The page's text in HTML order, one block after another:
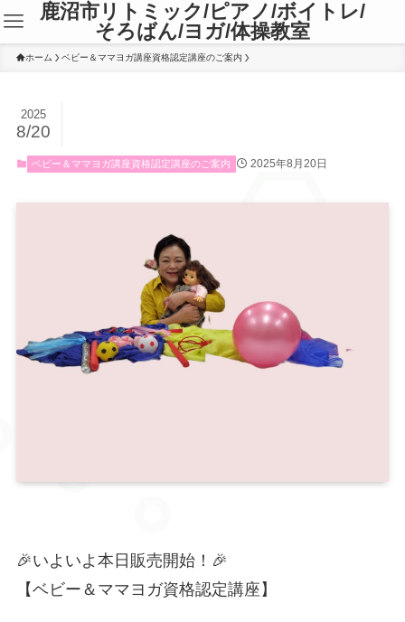
鹿沼市リトミック/ピアノ/ボイトレ/
そろばん/ヨガ/体操教室
ホーム ベビー＆ママヨガ講座資格認定講座のご案内
2025
8/20
ベビー＆ママヨガ講座資格認定講座のご案内 2025年8月20日
🎉いよいよ本日販売開始！🎉
【ベビー＆ママヨガ資格認定講座】